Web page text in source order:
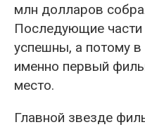
млн долларов
Последующие
успешны, а потому в
именно первый
место.
Главной звезде